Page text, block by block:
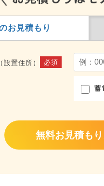
お見積もり
（設置住所） 必須
蓄
無料お見積も